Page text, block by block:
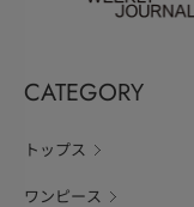
CATEGORY
トップス
ワンピース